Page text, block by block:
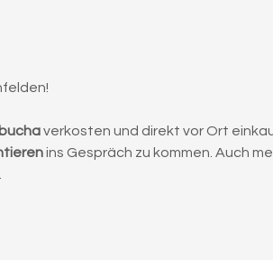
verkosten und direkt vor Ort
ins Gespräch zu kommen. Auch